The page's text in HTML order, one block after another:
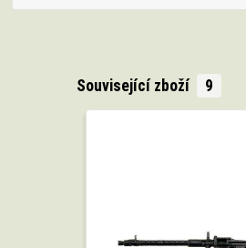
Související zboží 9